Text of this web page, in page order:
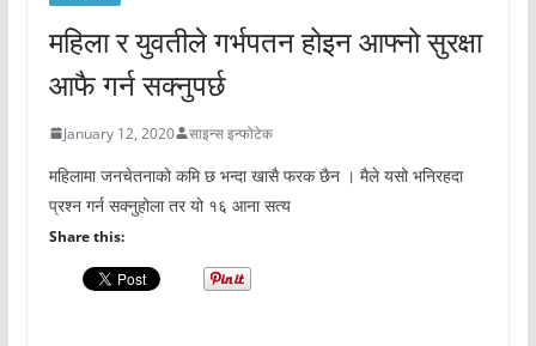
महिला र युवतीले गर्भपतन होइन आफ्नो सुरक्षा
आफै गर्न सक्नुपर्छ
January 12, 2020 साइन्स इन्फोटेक
महिलामा जनचेतनाको कमि छ भन्दा खासै फरक छैन । मैले यसो भनिरहदा
प्रश्न गर्न सक्नुहोला तर यो १६ आना सत्य
Share this: